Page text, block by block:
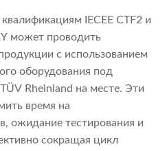
IECEE CTF2 и
может проводить
с использованием
оборудования под
Rheinland на месте. Эти
время на
ожидание тестирования и
сокращая цикл